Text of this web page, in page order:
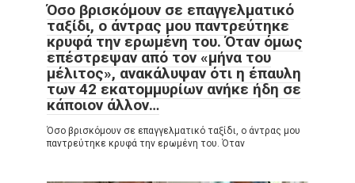
Όσο βρισκόμουν σε επαγγελματικό
ταξίδι, ο άντρας μου παντρεύτηκε
κρυφά την ερωμένη του. Όταν όμως
επέστρεψαν από τον «μήνα του
μέλιτος», ανακάλυψαν ότι η έπαυλη
των 42 εκατομμυρίων ανήκε ήδη σε
κάποιον άλλον…
Όσο βρισκόμουν σε επαγγελματικό ταξίδι, ο άντρας μου
παντρεύτηκε κρυφά την ερωμένη του. Όταν